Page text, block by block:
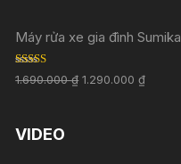
Máy rửa xe gia đình
Rated 5.00
out of 5
1.690.000₫ 1.290.000₫
VIDEO